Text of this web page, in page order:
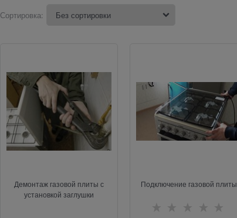
Сортировка:
Демонтаж газовой плиты с
установкой заглушки
Подключение газовой плиты